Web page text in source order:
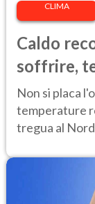
CLIMA
Caldo
soffrire,
afa per
Non si placa
temperature
tregua al